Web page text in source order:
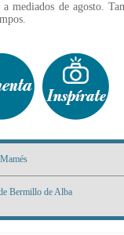
a mediados de agosto.
Bermillo de Alba